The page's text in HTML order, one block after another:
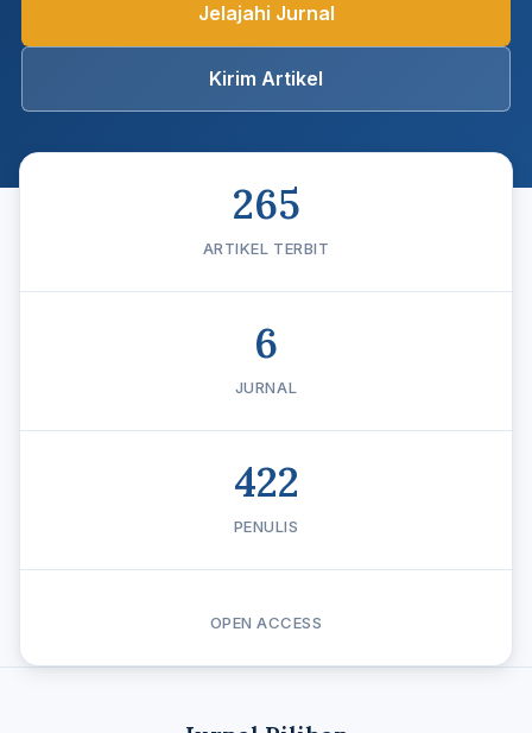
Jelajahi Jurnal
Kirim Artikel
265
ARTIKEL TERBIT
6
JURNAL
422
PENULIS
OPEN ACCESS